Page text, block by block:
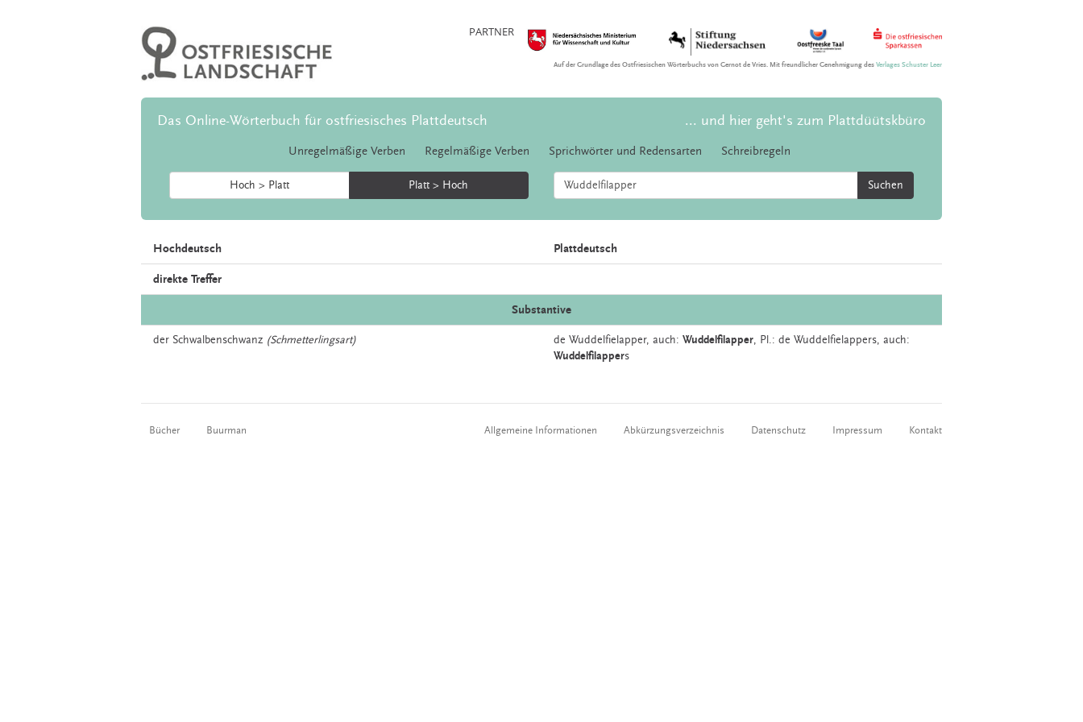
PARTNER
Auf der Grundlage des Ostfriesischen Wörterbuchs von Gernot de Vries. Mit freundlicher Genehmigung desVerlages Schuster Leer
Das Online-Wörterbuch für ostfriesisches Plattdeutsch ... und hier geht's zum Plattdüütskbüro
Unregelmäßige Verben Regelmäßige Verben Sprichwörter und Redensarten Schreibregeln
Hoch > Platt Platt > Hoch Suchen
Hochdeutsch Plattdeutsch
direkte Treffer
Substantive
der Schwalbenschwanz (Schmetterlingsart) de Wuddelfielapper, auch: Wuddelfilapper, Pl.: de Wuddelfielappers, auch:
Wuddelfilappers
Bücher Buurman Allgemeine Informationen Abkürzungsverzeichnis Datenschutz Impressum Kontakt